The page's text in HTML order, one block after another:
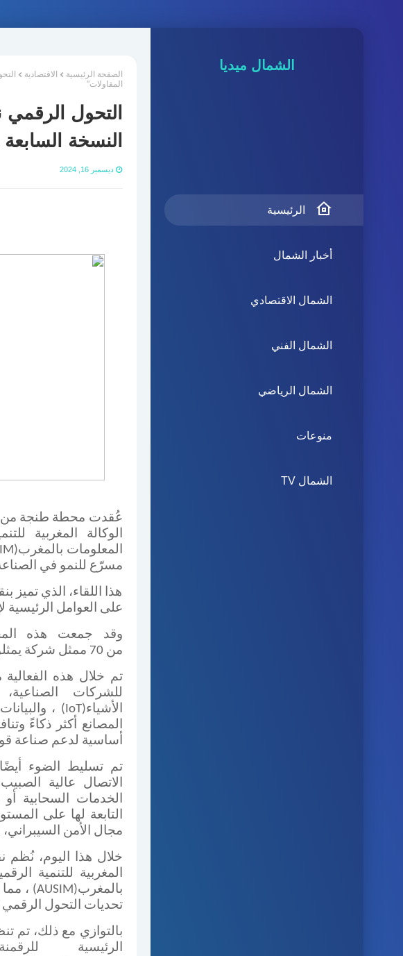
الشمال ميديا
الرئيسية
أخبار الشمال
الشمال الاقتصادي
الشمال الفني
الشمال الرياضي
منوعات
الشمال TV
الصفحة الرئيسية الاقتصادية
المقاولات"
التحول
النسخة
ديسمبر 16, 2024
عُقدت محطة طنجة
الوكالة المغربية
المعلومات بالمغرب
مسرّع للنمو في
هذا اللقاء، الذي تميز
على العوامل
وقد جمعت هذه
من 70 ممثل شركة
تم خلال هذه
للشركات
الأشياء(IoT) ،
أساسية لدعم صناعة
تم تسليط الضوء
الاتصال عالية الصبيب
الخدمات السحابية أو
التابعة لها على
مجال الأمن
خلال هذا اليوم،
المغربية للتنمية
بالمغرب(AUSIM) ،
تحديات التحول
بالتوازي مع ذلك، تم
الرئيسية